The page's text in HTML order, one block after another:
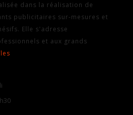
dans la réalisation de
publicitaires sur-mesures et
Elle s'adresse
et aux grands